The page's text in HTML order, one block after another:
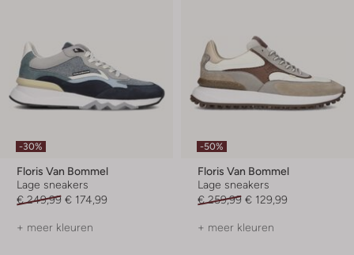
-30%
Floris Van Bommel
Lage sneakers
€ 249,99 € 174,99
+ meer kleuren
-50%
Floris Van Bommel
Lage sneakers
€ 259,99 € 129,99
+ meer kleuren